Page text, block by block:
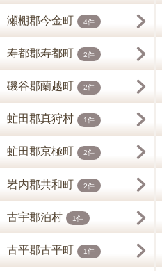
瀬棚郡今金町 4件
寿都郡寿都町 2件
磯谷郡蘭越町 2件
虻田郡真狩村 1件
虻田郡京極町 2件
岩内郡共和町 2件
古宇郡泊村 1件
古平郡古平町 1件